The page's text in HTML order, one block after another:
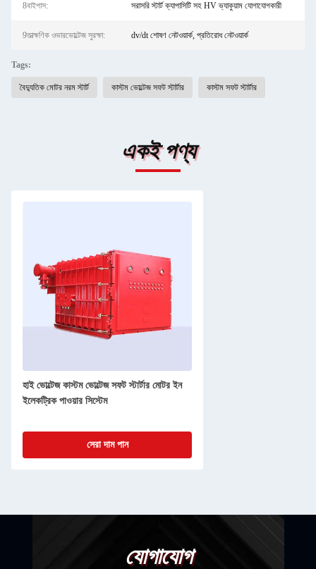
8বাইপাস: সরাসরি স্টার্ট ক্যাপাসিটি সহ HV ভ্যাকুয়াম যোগাযোগকারী
9তাত্ক্ষণিক ওভারভোল্টেজ সুরক্ষা: dv/dt শোষণ নেটওয়ার্ক, প্রতিরোধ নেটওয়ার্ক
Tags:
বৈদ্যুতিক মোটর নরম স্টার্ট কাস্টম ভোল্টেজ সফট স্টার্টার কাস্টম সফট স্টার্টার
একই পণ্য
হাই ভোল্টেজ কাস্টম ভোল্টেজ সফট স্টার্টার মোটর ইন
ইলেকট্রিক পাওয়ার সিস্টেম
সেরা দাম পান
যোগাযোগ